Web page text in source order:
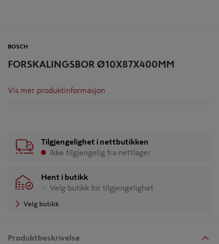
FORSKALINGSBOR Ø10X87X400MM
BOSCH
Vis mer produktinformasjon
Tilgjengelighet i nettbutikken
Ikke tilgjengelig fra nettlager
Hent i butikk
Velg butikk for tilgjengelighet
Velg butikk
Produktbeskrivelse